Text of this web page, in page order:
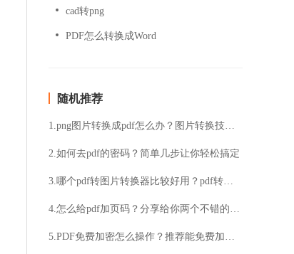
cad转png
PDF怎么转换成Word
随机推荐
1.png图片转换成pdf怎么办？图片转换技巧分享给你！
2.如何去pdf的密码？简单几步让你轻松搞定
3.哪个pdf转图片转换器比较好用？pdf转图片转换器介绍
4.怎么给pdf加页码？分享给你两个不错的方法
5.PDF免费加密怎么操作？推荐能免费加密的好方法